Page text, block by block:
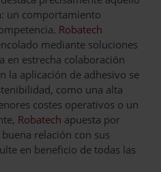
: un comportamiento
Robatech
mediante soluciones
en estrecha colaboración
la aplicación de adhesivo se
como una alta
costes operativos o un
Robatech apuesta por
relación con sus
en beneficio de todas las